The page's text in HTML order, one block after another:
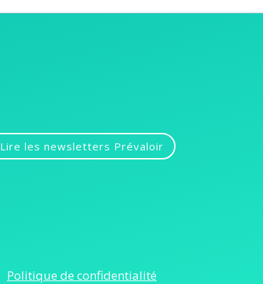
Lire les newsletters Prévaloir
Politique de confidentialité